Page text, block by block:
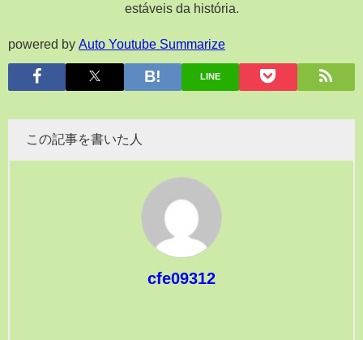
estáveis da história.
powered by Auto Youtube Summarize
LINE
この記事を書いた人
cfe09312